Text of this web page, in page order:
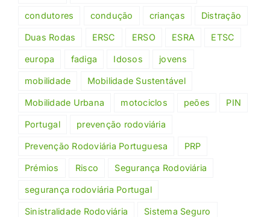
condutores condução crianças Distração
Duas Rodas ERSC ERSO ESRA ETSC
europa fadiga Idosos jovens
mobilidade Mobilidade Sustentável
Mobilidade Urbana motociclos peões PIN
Portugal prevenção rodoviária
Prevenção Rodoviária Portuguesa PRP
Prémios Risco Segurança Rodoviária
segurança rodoviária Portugal
Sinistralidade Rodoviária Sistema Seguro